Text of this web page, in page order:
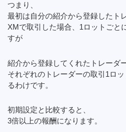
つまり、
最初は自分の紹介から登録したト
XMで取引した場合、1ロットごと
すが
紹介から登録してくれたトレーダ
それぞれのトレーダーの取引1ロ
るわけです。
初期設定と比較すると、
3倍以上の報酬になります。